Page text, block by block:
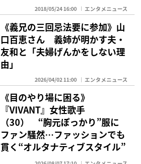
2018/05/24 16:00 エンタメニュース
《義兄の三回忌法要に参加》山
口百恵さん 義姉が明かす夫・
友和と「夫婦げんかをしない理
由」
2026/04/02 11:00 エンタメニュース
《目のやり場に困る》
『VIVANT』女性歌手
（30） “胸元ぽっかり”服に
ファン騒然…ファッションでも
貫く“オルタナティブスタイル”